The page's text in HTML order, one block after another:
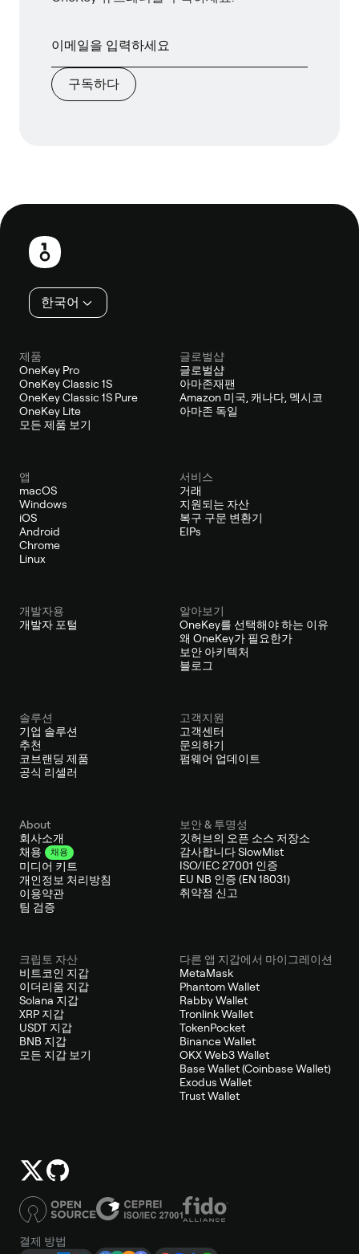
구독하다
보
한국어
제품
OneKey Pro
OneKey Classic 1S
OneKey Classic 1S Pure
OneKey Lite
모든 제품 보기
글로벌샵
글로벌샵
아마존재팬
Amazon 미국, 캐나다, 멕시코
아마존 독일
앱
macOS
Windows
iOS
Android
Chrome
Linux
서비스
거래
지원되는 자산
복구 구문 변환기
EIPs
개발자용
개발자 포털
알아보기
OneKey를 선택해야 하는 이유
왜 OneKey가 필요한가
보안 아키텍처
블로그
솔루션
기업 솔루션
추천
코브랜딩 제품
공식 리셀러
고객지원
고객센터
문의하기
펌웨어 업데이트
About
회사소개
채용
채용
미디어 키트
개인정보 처리방침
이용약관
팀 검증
보안 & 투명성
깃허브의 오픈 소스 저장소
감사합니다 SlowMist
ISO/IEC 27001 인증
EU NB 인증 (EN 18031)
취약점 신고
크립토 자산
비트코인 지갑
이더리움 지갑
Solana 지갑
XRP 지갑
USDT 지갑
BNB 지갑
모든 지갑 보기
다른 앱 지갑에서 마이그레이션
MetaMask
Phantom Wallet
Rabby Wallet
Tronlink Wallet
TokenPocket
Binance Wallet
OKX Web3 Wallet
Base Wallet (Coinbase Wallet)
Exodus Wallet
Trust Wallet
결제 방법